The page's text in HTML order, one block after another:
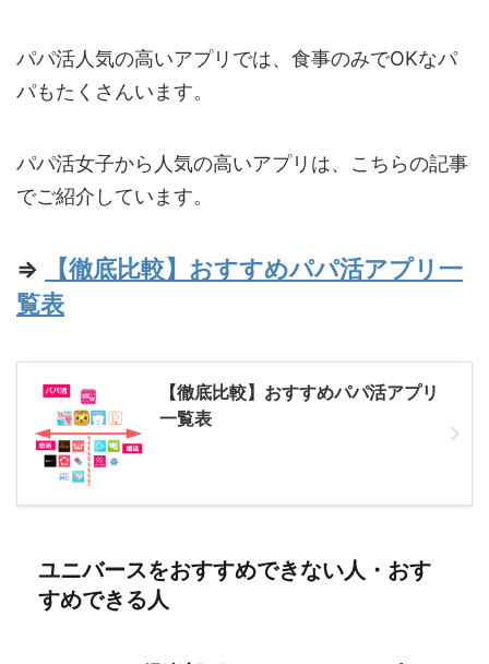
パパ活人気の高いアプリでは、食事のみでOKなパ
パもたくさんいます。
パパ活女子から人気の高いアプリは、こちらの記事
でご紹介しています。
⇒
【徹底比較】おすすめパパ活アプリ一
覧表
【徹底比較】おすすめパパ活アプリ
一覧表
ユニバースをおすすめできない人・おす
すめできる人